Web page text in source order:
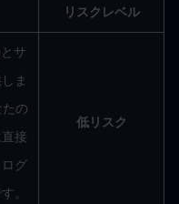
リスクレベル
サ
ま
たの
接
グ
。
低リスク